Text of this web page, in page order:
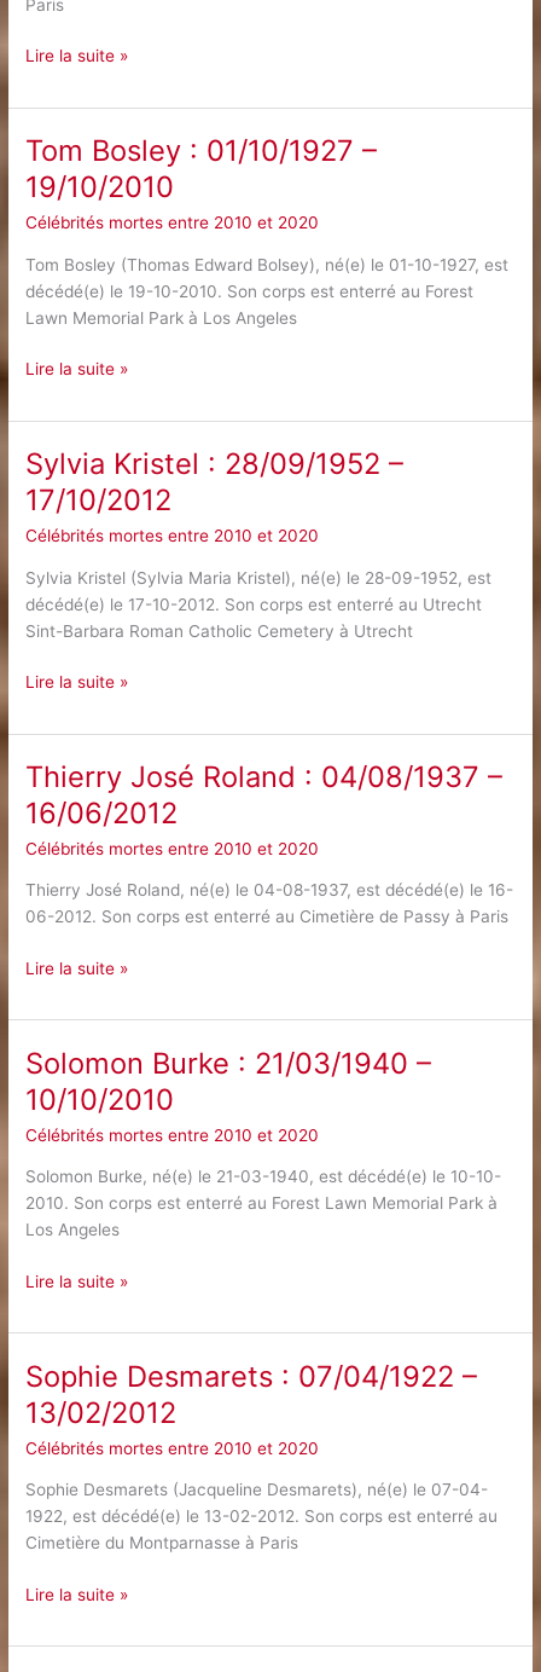
Paris
Tsilla
:
21/07/1919
–
15/07/2012
Lire la suite »
Tom Bosley : 01/10/1927 –
19/10/2010
Célébrités mortes entre 2010 et 2020
Tom Bosley (Thomas Edward Bolsey), né(e) le 01-10-1927, est
décédé(e) le 19-10-2010. Son corps est enterré au Forest
Lawn Memorial Park à Los Angeles
Tom
:
–
19/10/2010
Lire la suite »
Sylvia Kristel : 28/09/1952 –
17/10/2012
Célébrités mortes entre 2010 et 2020
Sylvia Kristel (Sylvia Maria Kristel), né(e) le 28-09-1952, est
décédé(e) le 17-10-2012. Son corps est enterré au Utrecht
Sint-Barbara Roman Catholic Cemetery à Utrecht
Sylvia
:
–
17/10/2012
Lire la suite »
Thierry José Roland : 04/08/1937 –
16/06/2012
Célébrités mortes entre 2010 et 2020
Thierry José Roland, né(e) le 04-08-1937, est décédé(e) le 16-
06-2012. Son corps est enterré au Cimetière de Passy à Paris
Thierry
Roland
04/08/1937
–
16/06/2012
Lire la suite »
Solomon Burke : 21/03/1940 –
10/10/2010
Célébrités mortes entre 2010 et 2020
Solomon Burke, né(e) le 21-03-1940, est décédé(e) le 10-10-
2010. Son corps est enterré au Forest Lawn Memorial Park à
Los Angeles
Solomon
:
–
10/10/2010
Lire la suite »
Sophie Desmarets : 07/04/1922 –
13/02/2012
Célébrités mortes entre 2010 et 2020
Sophie Desmarets (Jacqueline Desmarets), né(e) le 07-04-
1922, est décédé(e) le 13-02-2012. Son corps est enterré au
Cimetière du Montparnasse à Paris
Sophie
:
Lire la suite »